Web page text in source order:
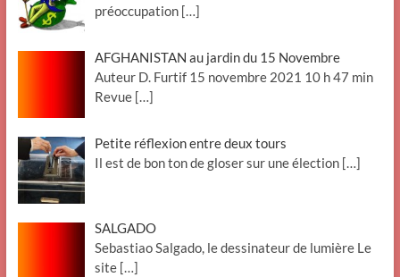
préoccupation […]
AFGHANISTAN au jardin du 15 Novembre
Auteur D. Furtif 15 novembre 2021 10 h 47 min
Revue […]
Petite réflexion entre deux tours
Il est de bon ton de gloser sur une élection […]
SALGADO
Sebastiao Salgado, le dessinateur de lumière Le
site […]